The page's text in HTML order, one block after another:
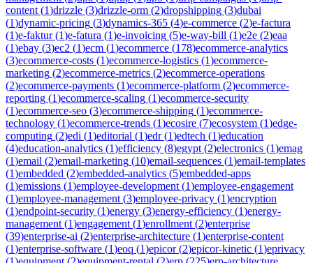
content (1)drizzle (3)drizzle-orm (2)dropshipping (3)dubai
(1)dynamic-pricing (3)dynamics-365 (4)e-commerce (2)e-factura
(1)e-faktur(1)e-fatura (1)e-invoicing (5)e-way-bill (1)e2e (2)eaa
(1)ebay (3)ec2 (1)ecm (1)ecommerce (178)ecommerce-analytics
(3)ecommerce-costs (1)ecommerce-logistics (1)ecommerce-
marketing (2)ecommerce-metrics (2)ecommerce-operations
(2)ecommerce-payments (1)ecommerce-platform (2)ecommerce-
reporting (1)ecommerce-scaling (1)ecommerce-security
(1)ecommerce-seo (3)ecommerce-shipping (1)ecommerce-
technology (1)ecommerce-trends (1)ecosire (7)ecosystem (1)edge-
computing (2)edi (1)editorial (1)edr(1)edtech (1)education
(4)education-analytics (1)efficiency (8)egypt (2)electronics (1)emag
(1)email (2)email-marketing (10)email-sequences (1)email-templates
(1)embedded (2)embedded-analytics (5)embedded-apps
(1)emissions (1)employee-development (1)employee-engagement
(1)employee-management (3)employee-privacy (1)encryption
(1)endpoint-security (1)energy (3)energy-efficiency (1)energy-
management (1)engagement (1)enrollment (2)enterprise
(39)enterprise-ai (2)enterprise-architecture (1)enterprise-content
(1)enterprise-software (1)eoq (1)epicor(2)epicor-kinetic (1)eprivacy